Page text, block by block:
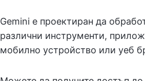
Gemini е проектиран да
различни инструменти,
мобилно устройство или уеб